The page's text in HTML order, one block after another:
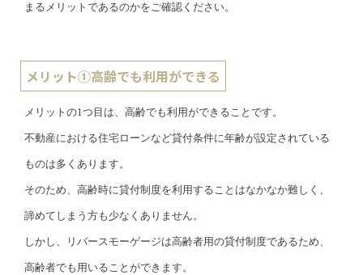
まるメリットであるのかをご確認ください。
メリット①高齢でも利用ができる
メリットの1つ目は、高齢でも利用ができることです。
不動産における住宅ローンなど貸付条件に年齢が設定されている
ものは多くあります。
そのため、高齢時に貸付制度を利用することはなかなか難しく、
諦めてしまう方も少なくありません。
しかし、リバースモーゲージは高齢者用の貸付制度であるため、
高齢者でも用いることができます。